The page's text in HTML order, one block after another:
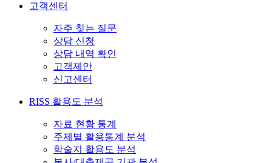
고객센터
자주 찾는 질문
상담 신청
상담 내역 확인
고객제안
신고센터
RISS 활용도 분석
자료 현황 통계
주제별 활용통계 분석
학술지 활용도 분석